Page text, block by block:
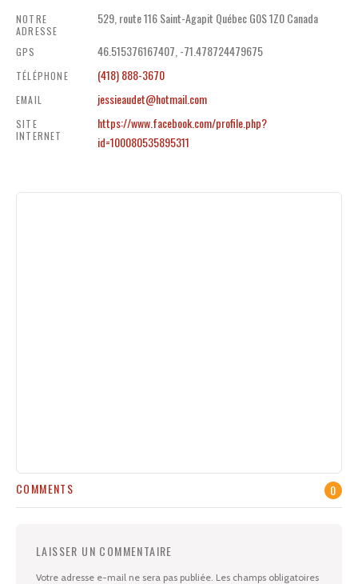
NOTRE
ADRESSE
529, route 116 Saint-Agapit Québec G0S 1Z0 Canada
GPS 46.515376167407, -71.478724479675
TÉLÉPHONE (418) 888-3670
EMAIL jessieaudet@hotmail.com
SITE
INTERNET
https://www.facebook.com/profile.php?
id=100080535895311
COMMENTS 0
LAISSER UN COMMENTAIRE
Votre adresse e-mail ne sera pas publiée. Les champs obligatoires